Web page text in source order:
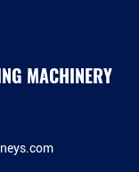
MACHINERY